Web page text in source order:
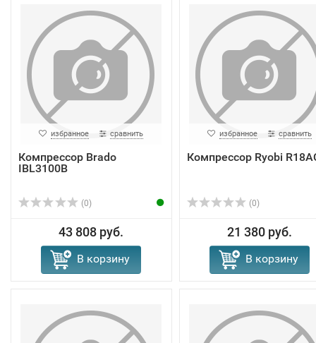
избранное сравнить
Компрессор Brado
IBL3100B
(0)
43 808 руб.
В корзину
избранное сравнить
Компрессор Ryobi
(0)
21 380 руб.
В корзину